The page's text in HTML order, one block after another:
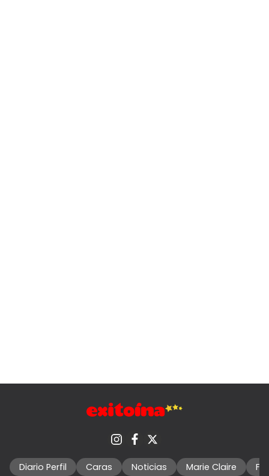
Diario Perfil Caras Noticias Marie Claire